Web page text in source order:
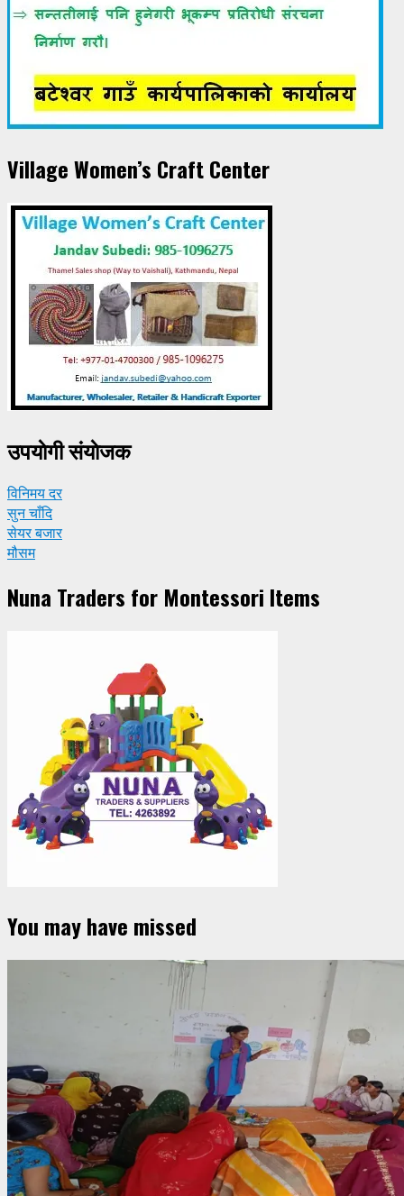
Village Women’s Craft Center
उपयाेगी संयाेजक
विनिमय दर
सुन चाँदि
सेयर बजार
मौसम
Nuna Traders for Montessori Items
You may have missed